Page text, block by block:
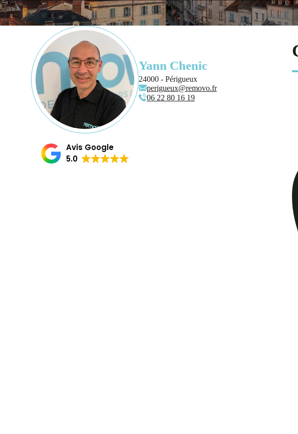
Yann Chenic
24000 - Périgueux
perigueux@removo.fr
06 22 80 16 19
Avis Google
5.0